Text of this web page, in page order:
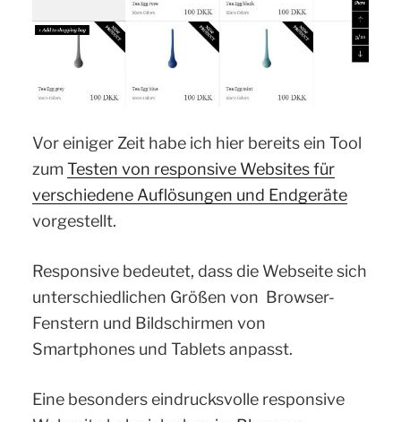
Vor einiger Zeit habe ich hier bereits ein Tool
zum Testen von responsive Websites für
verschiedene Auflösungen und Endgeräte
vorgestellt.
Responsive bedeutet, dass die Webseite sich
unterschiedlichen Größen von Browser-
Fenstern und Bildschirmen von
Smartphones und Tablets anpasst.
Eine besonders eindrucksvolle responsive